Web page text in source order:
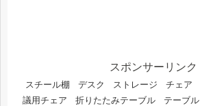
スポンサーリンク
スチール棚 デスク ストレージ チェア
議用チェア
折りたたみテーブル テーブル